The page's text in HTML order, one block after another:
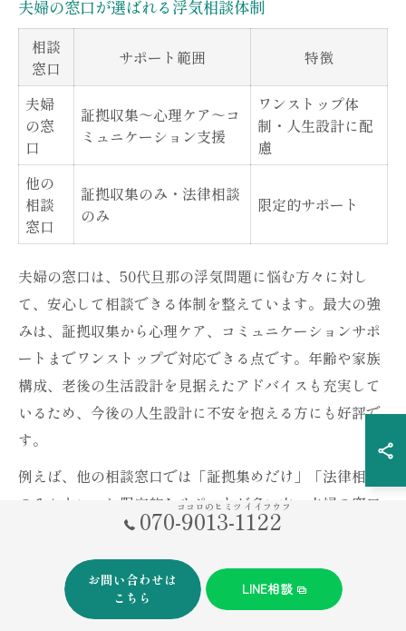
夫婦の窓口が選ばれる浮気相談体制
相談
窓口
サポート範囲 特徴
夫婦
の窓
口
証拠収集～心理ケア～コ
ミュニケーション支援
ワンストップ体
制・人生設計に配
慮
他の
相談
窓口
証拠収集のみ・法律相談
のみ
限定的サポート
夫婦の窓口は、50代旦那の浮気問題に悩む方々に対し
て、安心して相談できる体制を整えています。最大の強
みは、証拠収集から心理ケア、コミュニケーションサポ
ートまでワンストップで対応できる点です。年齢や家族
構成、老後の生活設計を見据えたアドバイスも充実して
いるため、今後の人生設計に不安を抱える方にも好評で
す。
例えば、他の相談窓口では「証拠集めだけ」「法律相談
のみ」といった限定的なサポートが多い中、夫婦の窓口
ではブログや体験談を通じて、実際の失敗や成功事例を
共有し、実践的なノウハウを提供しています。相談者の
立場に立ち、客観的な視点から最適な対応策を一緒に考
える姿勢が、多くの50代夫婦から信頼を得ている理由で
070-9013-1122
ココロのヒミツ イイフウフ
お問い合わせは
こちら
LINE相談